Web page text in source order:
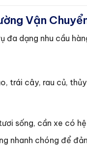
Vận
đa dạng nhu cầu
trái cây, rau củ, thủy
sống, cần xe có
nhanh chóng để